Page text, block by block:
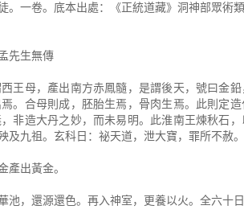
一卷。底本出處：《正統道藏》洞神部眾術類
先生無傳
母，產出南方赤鳳髓，是謂後天，號曰金鉛
。合母則成，胚胎生焉，骨肉生焉。此則定造
非造大丹之妙，而未易明。此淮南王煉秋石
九祖。玄科日：祕天道，泄大寶，罪所不赦。
出黃金。
還源還色。再入神室，更養以火。全六十日